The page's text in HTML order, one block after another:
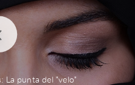
La punta del "velo"